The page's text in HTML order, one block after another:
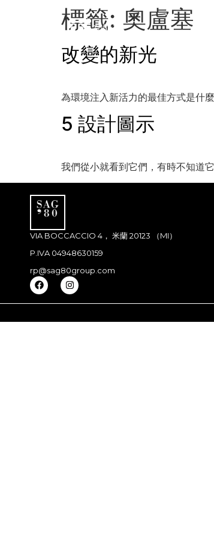
功能表
標籤: 奧盧塞
改變的新光
為環境注入新活力的最佳方式是什
5 設計圖示
我們從小就看到它們，有時不知道
VIA BOCCACCIO 4， 米蘭 20123 （MI）
P.IVA 04948630159
rp@sag80group.com